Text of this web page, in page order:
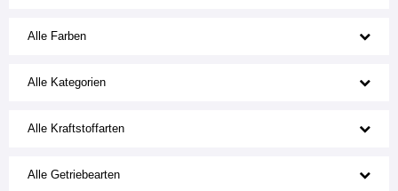
Alle Farben
Alle Kategorien
Alle Kraftstoffarten
Alle Getriebearten